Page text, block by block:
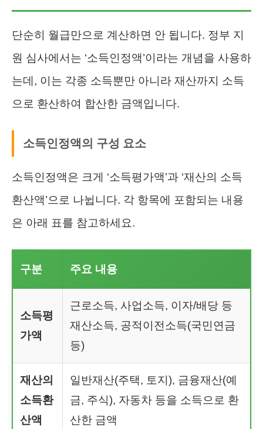
단순히 월급만으로 계산하면 안 됩니다. 정부 지
원 심사에서는 ‘소득인정액’이라는 개념을 사용하
는데, 이는 각종 소득뿐만 아니라 재산까지 소득
으로 환산하여 합산한 금액입니다.
소득인정액의 구성 요소
소득인정액은 크게 ‘소득평가액’과 ‘재산의 소득
환산액’으로 나뉩니다. 각 항목에 포함되는 내용
은 아래 표를 참고하세요.
구분 주요 내용
소득평
가액
근로소득, 사업소득, 이자/배당 등
재산소득, 공적이전소득(국민연금
등)
재산의
소득환
산액
일반재산(주택, 토지), 금융재산(예
금, 주식), 자동차 등을 소득으로 환
산한 금액